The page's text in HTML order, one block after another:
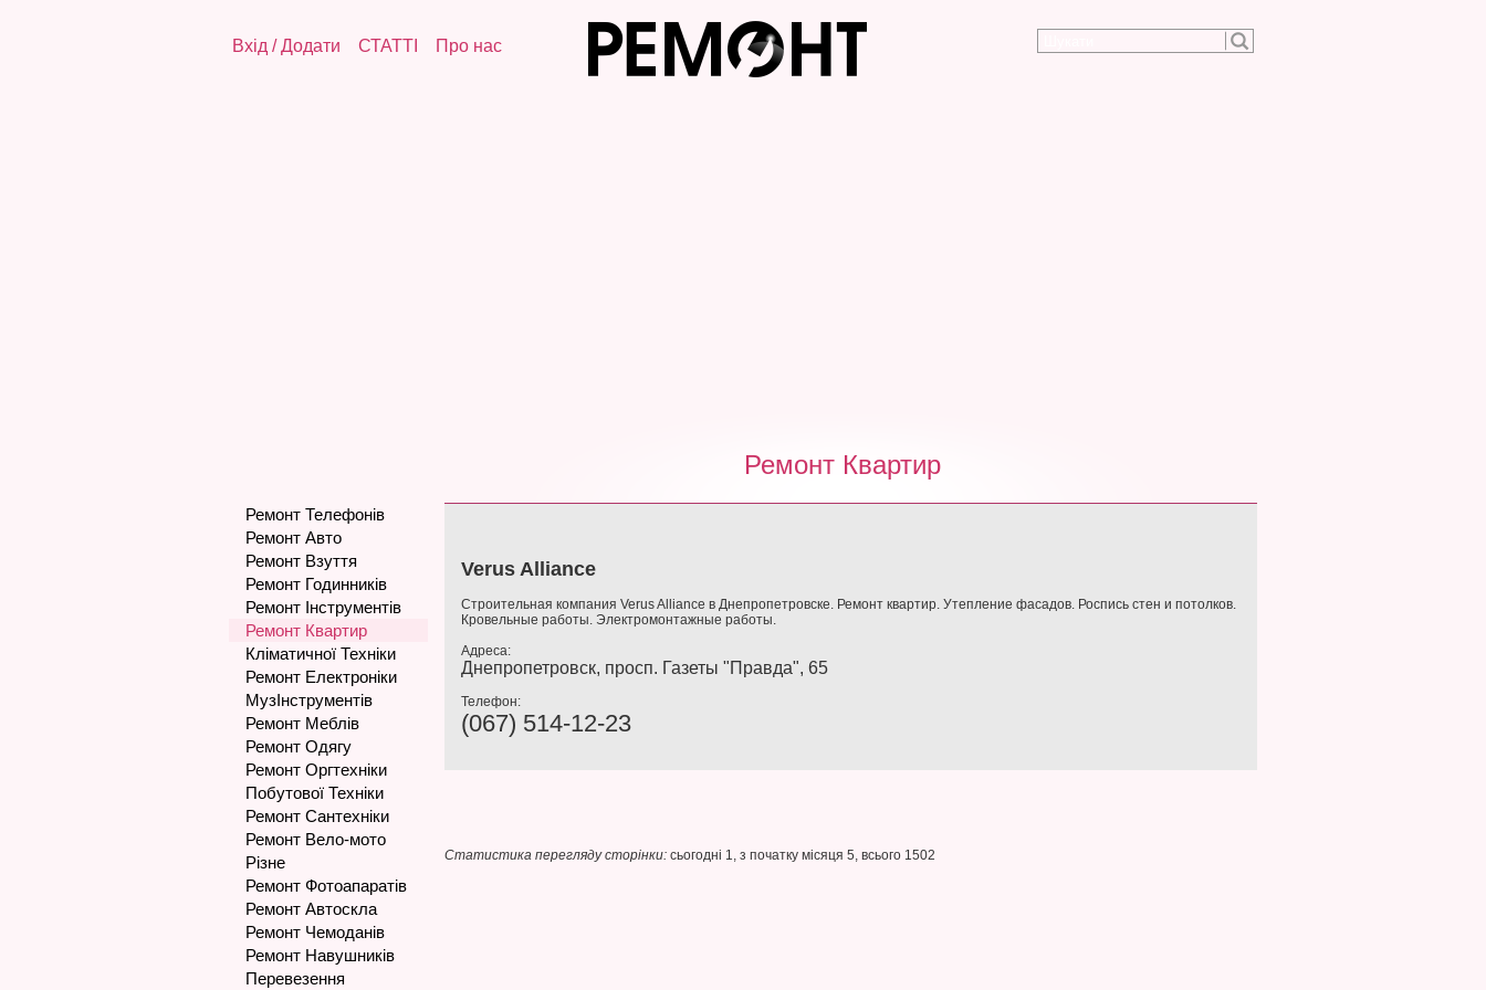
Вхід /Додати СТАТТІ Про нас
Ремонт Квартир
Ремонт Телефонів
Ремонт Авто
Ремонт Взуття
Ремонт Годинників
Ремонт Інструментів
Ремонт Квартир
Кліматичної Техніки
Ремонт Електроніки
МузІнструментів
Ремонт Меблів
Ремонт Одягу
Ремонт Оргтехніки
Побутової Техніки
Ремонт Сантехніки
Ремонт Вело-мото
Різне
Ремонт Фотоапаратів
Ремонт Автоскла
Ремонт Чемоданів
Ремонт Навушників
Перевезення
Verus Alliance
Строительная компания Verus Alliance в Днепропетровске. Ремонт квартир. Утепление фасадов. Роспись стен и потолков.
Кровельные работы. Электромонтажные работы.
Адреса:
Днепропетровск, просп. Газеты "Правда", 65
Телефон:
(067) 514-12-23
Статистика перегляду сторінки: сьогодні 1, з початку місяця 5, всього 1502